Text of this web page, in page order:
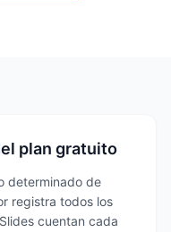
plan gratuito
determinado de
registra todos los
cuentan cada